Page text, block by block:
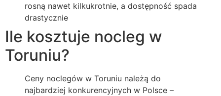
rosną nawet kilkukrotnie, a dostępność spada
drastycznie
Ile kosztuje nocleg w
Toruniu?
Ceny noclegów w Toruniu należą do
najbardziej konkurencyjnych w Polsce –